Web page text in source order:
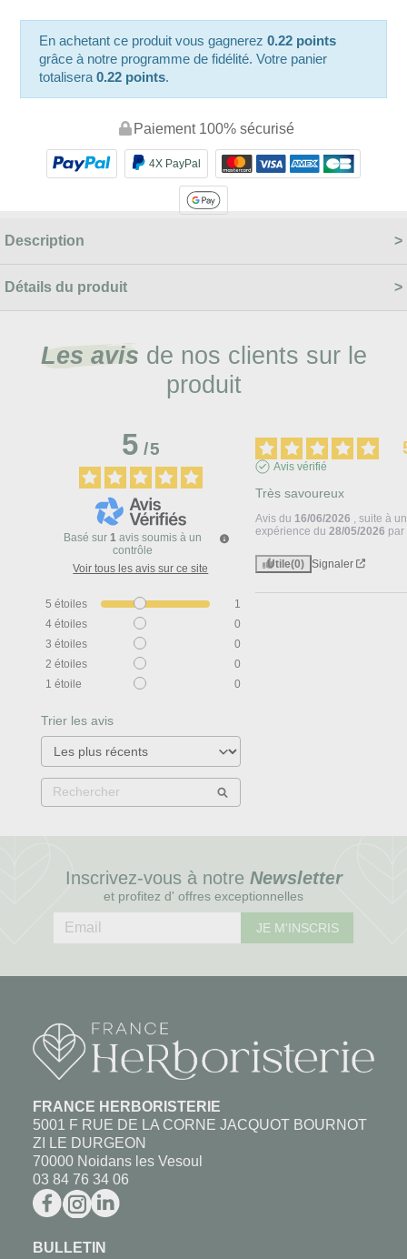
En achetant ce produit vous gagnerez0.22 points
grâce à notre programme de fidélité. Votre panier
totalisera0.22 points.
Paiement 100% sécurisé
4X PayPal
Description
Détails du produit
Les avis de nos clients sur le
produit
5/5
Basé sur 1 avis soumis à un
contrôle
Voir tous les avis sur ce site
5 étoiles
1
4 étoiles
0
3 étoiles
0
2 étoiles
0
1 étoile 0
Trier les avis
Avis vérifié
Très savoureux
Avis du 16/06/2026
, suite à
expérience du28/05/2026 par
Utile(0) Signaler
Inscrivez-vous à notre Newsletter
et profitez d' offres exceptionnelles
JE M'INSCRIS
FRANCE HERBORISTERIE
5001 F RUE DE LA CORNE JACQUOT BOURNOT
ZI LE DURGEON
70000 Noidans les Vesoul
03 84 76 34 06
BULLETIN